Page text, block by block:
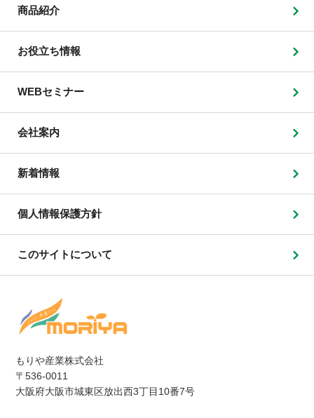
もりや産業株式会社
〒536-0011
大阪府大阪市城東区放出西3丁目10番7号
商品紹介
お役立ち情報
WEBセミナー
会社案内
新着情報
個人情報保護方針
このサイトについて